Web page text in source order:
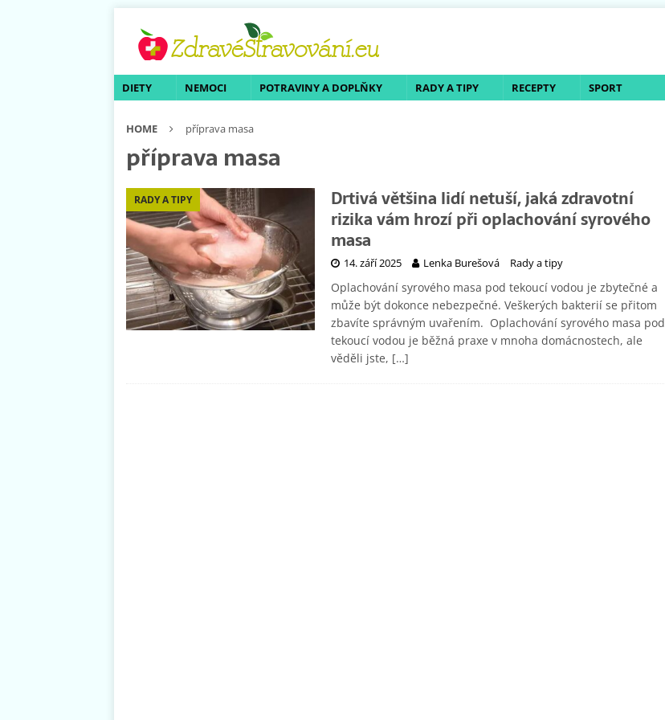
DIETY NEMOCI POTRAVINY A DOPLŇKY RADY A TIPY RECEPTY SPORT
HOME příprava masa
příprava masa
RADY A TIPY
Drtivá většina lidí netuší, jaká zdravotní
rizika vám hrozí při oplachování syrového
masa
14. září 2025 Lenka Burešová Rady a tipy
Oplachování syrového masa pod tekoucí vodou je zbytečné a
může být dokonce nebezpečné. Veškerých bakterií se přitom
zbavíte správným uvařením. Oplachování syrového masa pod
tekoucí vodou je běžná praxe v mnoha domácnostech, ale
věděli jste, […]